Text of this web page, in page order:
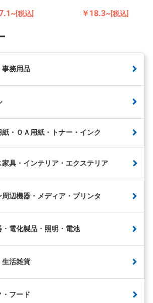
[税込] ￥18.3~[税込]
事務用品
紙・ＯＡ用紙・トナー・インク
家具・インテリア・エクステリア
辺機器・メディア・プリンタ
・電化製品・照明・電池
生活雑貨
・フード